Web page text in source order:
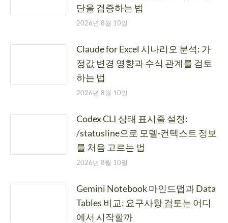
단을 검증하는 법
2026년 8월 10일
Claude for Excel 시나리오 분석: 가
정값 변경 영향과 수식 관계를 검토
하는 법
2026년 8월 10일
Codex CLI 상태 표시줄 설정:
/statusline으로 모델·컨텍스트 정보
를 처음 고르는 법
2026년 8월 10일
Gemini Notebook 마인드맵과 Data
Tables 비교: 요구사항 검토는 어디
에서 시작할까